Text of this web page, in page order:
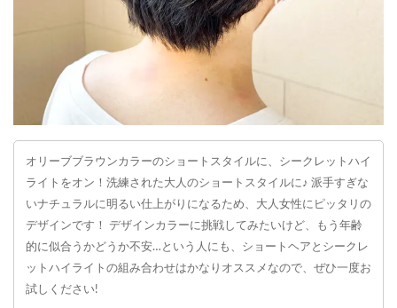
オリーブブラウンカラーのショートスタイルに、シークレットハイ
ライトをオン！洗練された大人のショートスタイルに♪ 派手すぎな
いナチュラルに明るい仕上がりになるため、大人女性にピッタリの
デザインです！ デザインカラーに挑戦してみたいけど、もう年齢
的に似合うかどうか不安…という人にも、ショートヘアとシークレ
ットハイライトの組み合わせはかなりオススメなので、ぜひ一度お
試しください!